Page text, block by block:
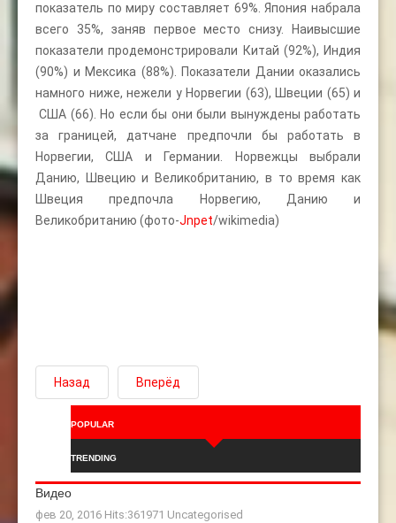
показатель по миру составляет 69%. Япония набрала
всего 35%, заняв первое место снизу. Наивысшие
показатели продемонстрировали Китай (92%), Индия
(90%) и Мексика (88%). Показатели Дании оказались
намного ниже, нежели у Норвегии (63), Швеции (65) и
США (66). Но если бы они были вынуждены работать
за границей, датчане предпочли бы работать в
Норвегии, США и Германии. Норвежцы выбрали
Данию, Швецию и Великобританию, в то время как
Швеция предпочла Норвегию, Данию и
Великобританию (фото-Jnpet/wikimedia)
Назад Вперёд
POPULAR
TRENDING
Видео
фев 20, 2016 Hits:361971 Uncategorised